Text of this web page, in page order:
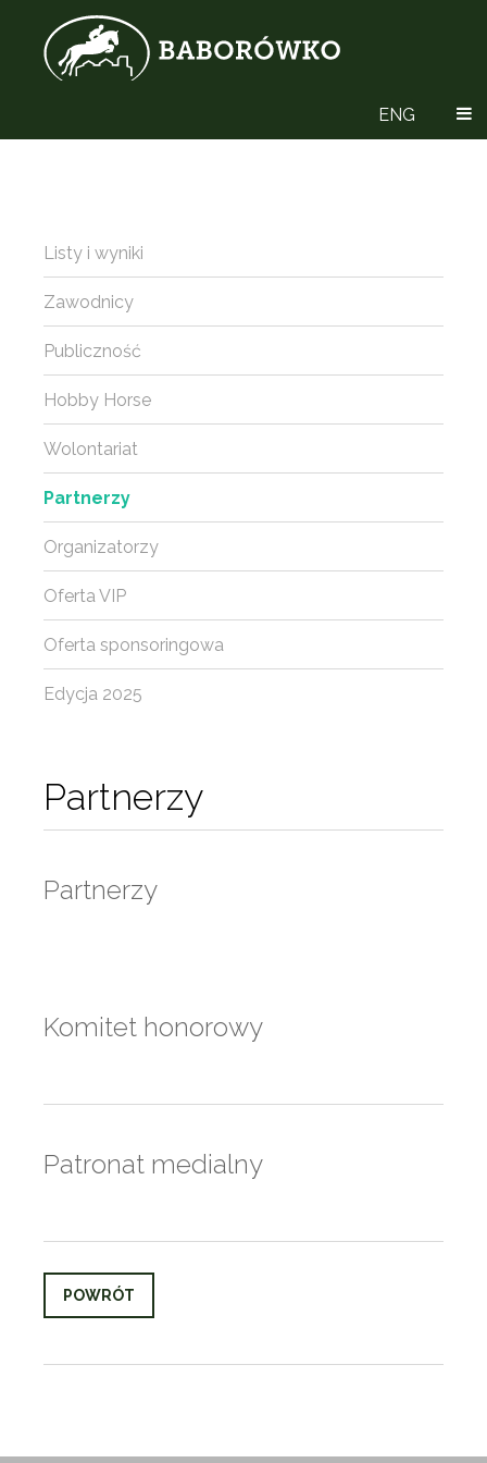
ENG
Partnerzy
Partnerzy
Komitet honorowy
Patronat medialny
POWRÓT
Listy i wyniki
Zawodnicy
Publiczność
Hobby Horse
Wolontariat
Partnerzy
Organizatorzy
Oferta VIP
Oferta sponsoringowa
Edycja 2025